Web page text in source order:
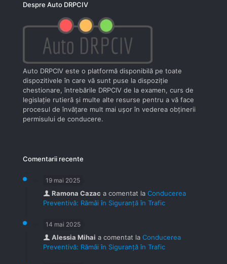
Despre Auto DRPCIV
Auto DRPCIV este o platformă disponibilă pe toate
dispozitivele în care vă sunt puse la dispoziţie
chestionare, întrebările DRPCIV de la examen, curs de
legislaţie rutieră şi multe alte resurse pentru a vă face
procesul de învăţare mult mai uşor în vederea obţinerii
permisului de conducere.
Comentarii recente
19 mai 2025
Ramona Cazac a comentat la Conducerea
Preventivă: Rămâi în Siguranță în Trafic
14 mai 2025
Alessia Mihai a comentat la Conducerea
Preventivă: Rămâi în Siguranță în Trafic